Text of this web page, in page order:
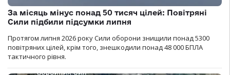
За місяць мінус понад 50 тисяч цілей: Повітряні
Сили підбили підсумки липня
Протягом липня 2026 року Cили оборони знищили понад 5300
повітряних цілей, крім того, знешкодили понад 48 000 БПЛА
тактичного рівня.